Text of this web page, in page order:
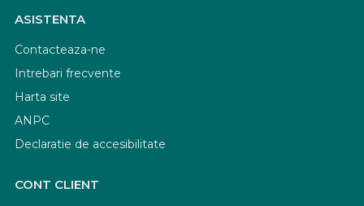
ASISTENTA
Contacteaza-ne
Intrebari frecvente
Harta site
ANPC
Declaratie de accesibilitate
CONT CLIENT